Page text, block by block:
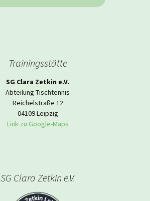
Trainingsstätte
SG Clara Zetkin e.V.
Abteilung Tischtennis
Reichelstraße 12
04109 Leipzig
Link zu Google-Maps
SG Clara Zetkin e.V.